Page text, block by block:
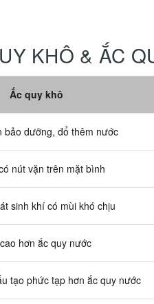
KHÔ & ẮC
Ắc quy khô
bảo dưỡng, đổ thêm nước
nút vặn trên mặt bình
sinh khí có mùi khó chịu
hơn ắc quy nước
tạo phức tạp hơn ắc quy nước